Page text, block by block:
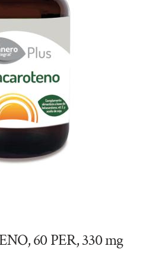
60 PER, 330 mg